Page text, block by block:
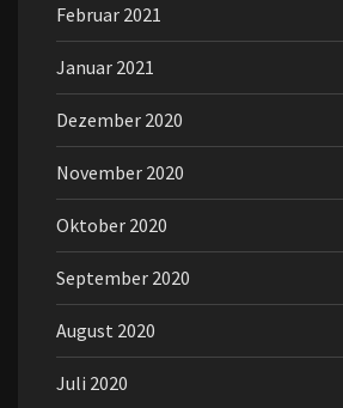
Februar 2021
Januar 2021
Dezember 2020
November 2020
Oktober 2020
September 2020
August 2020
Juli 2020